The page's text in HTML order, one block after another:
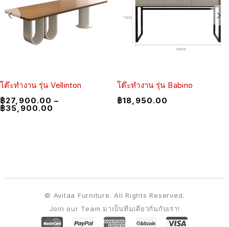
โต๊ะทำงาน รุ่น Vellinton
฿27,900.00 –
฿35,900.00
โต๊ะทำงาน รุ่น Babino
฿18,950.00
Join our Team มาเป็นทีมเดียวกันกับเรา!
© Avitaa Furniture. All Rights Reserved.